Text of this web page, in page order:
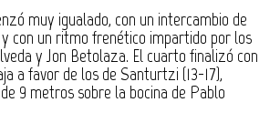
muy igualado, con un intercambio de
con un ritmo frenético impartido por los
y Jon Betolaza. El cuarto finalizó con
a favor de los de Santurtzi (13-17),
9 metros sobre la bocina de Pablo